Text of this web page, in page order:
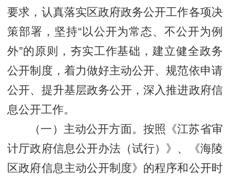
要求，认真落实区政府政务公开工作各项决
策部署，坚持“以公开为常态、不公开为例
外”的原则，夯实工作基础，建立健全政务
公开制度，着力做好主动公开、规范依申请
公开、提升基层政务公开，深入推进政府信
息公开工作。
（一）主动公开方面。按照《江苏省审
计厅政府信息公开办法（试行）》、《海陵
区政府信息主动公开制度》的程序和公开时